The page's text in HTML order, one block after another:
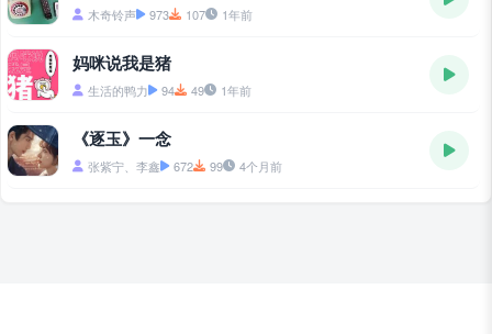
木奇铃声 973 107 1年前
妈咪说我是猪
生活的鸭力 94 49 1年前
《逐玉》一念
张紫宁、李鑫 672 99 4个月前